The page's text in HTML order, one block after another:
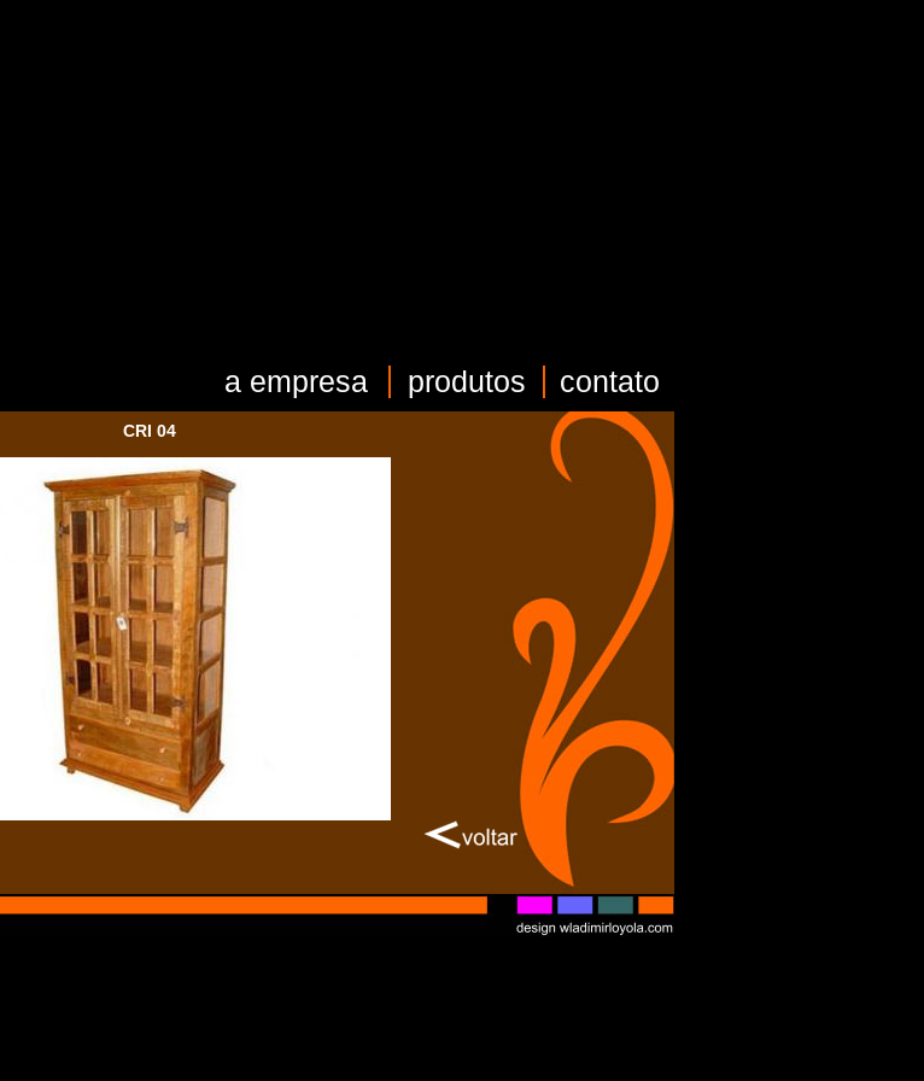
a empresa produtos contato
CRI 04